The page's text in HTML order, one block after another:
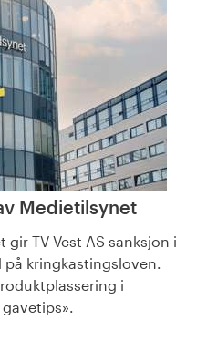
Medietilsynet
gir TV Vest AS sanksjon i
kringkastingsloven.
i